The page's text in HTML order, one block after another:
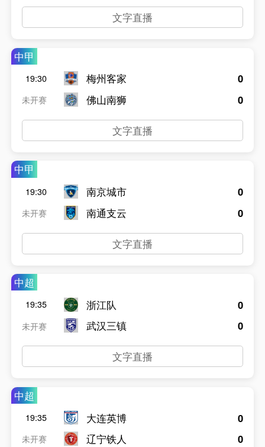
文字直播
中甲
19:30
未开赛
梅州客家
佛山南狮
0
0
文字直播
中甲
19:30
未开赛
南京城市
南通支云
0
0
文字直播
中超
19:35
未开赛
浙江队
武汉三镇
0
0
文字直播
中超
19:35
未开赛
大连英博
辽宁铁人
0
0